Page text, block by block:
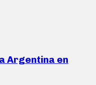
Argentina en